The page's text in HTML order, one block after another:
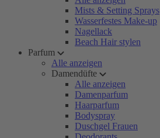
Mists & Setting Sprays
Wasserfestes Make-up
Nagellack
Beach Hair stylen
Parfum
Alle anzeigen
Damendüfte
Alle anzeigen
Damenparfum
Haarparfum
Bodyspray
Duschgel Frauen